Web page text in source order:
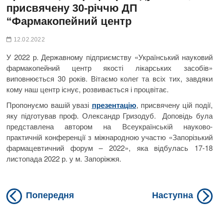
присвячену 30-річчю ДП
“Фармакопейний центр
12.02.2022
У 2022 р. Державному підприємству «Український науковий
фармакопейний центр якості лікарських засобів»
виповнюється 30 років. Вітаємо колег та всіх тих, завдяки
кому наш центр існує, розвивається і процвітає.
Пропонуємо вашій увазі презентацію, присвячену цій події,
яку підготував проф. Олександр Гризодуб. Доповідь була
представлена автором на Всеукраїнській науково-
практичній конференції з міжнародною участю «Запорізький
фармацевтичний форум – 2022», яка відбулась 17-18
листопада 2022 р. у м. Запоріжжя.
Навігація
Попередня Наступна